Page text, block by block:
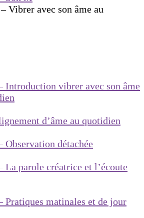
Vibrer avec son âme au
Introduction vibrer avec son âme
d’âme au quotidien
Observation détachée
La parole créatrice et l’écoute
Pratiques matinales et de jour